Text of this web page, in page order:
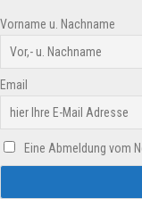
Vorname u. Nachname
Email
Eine Abmeldung vom